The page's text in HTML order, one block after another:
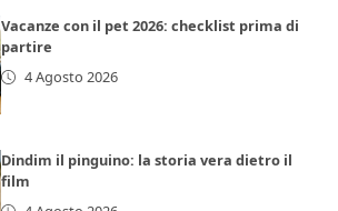
Vacanze con il pet 2026: checklist prima di
partire
4 Agosto 2026
Dindim il pinguino: la storia vera dietro il
film